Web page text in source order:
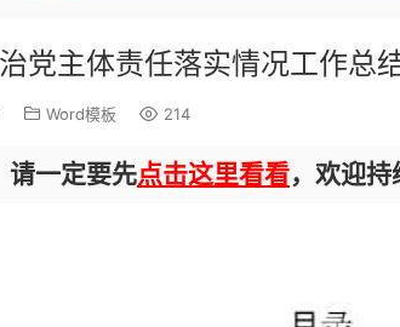
党主体责任落实情况工作总
Word模板 214
请一定要先点击这里看看，欢迎